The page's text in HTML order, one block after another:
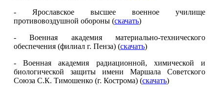
- Ярославское высшее военное училище
противовоздушной обороны (скачать)
- Военная академия материально-технического
обеспечения (филиал г. Пенза) (скачать)
- Военная академия радиационной, химической и
биологической защиты имени Маршала Советского
Союза С.К. Тимошенко (г. Кострома) (скачать)